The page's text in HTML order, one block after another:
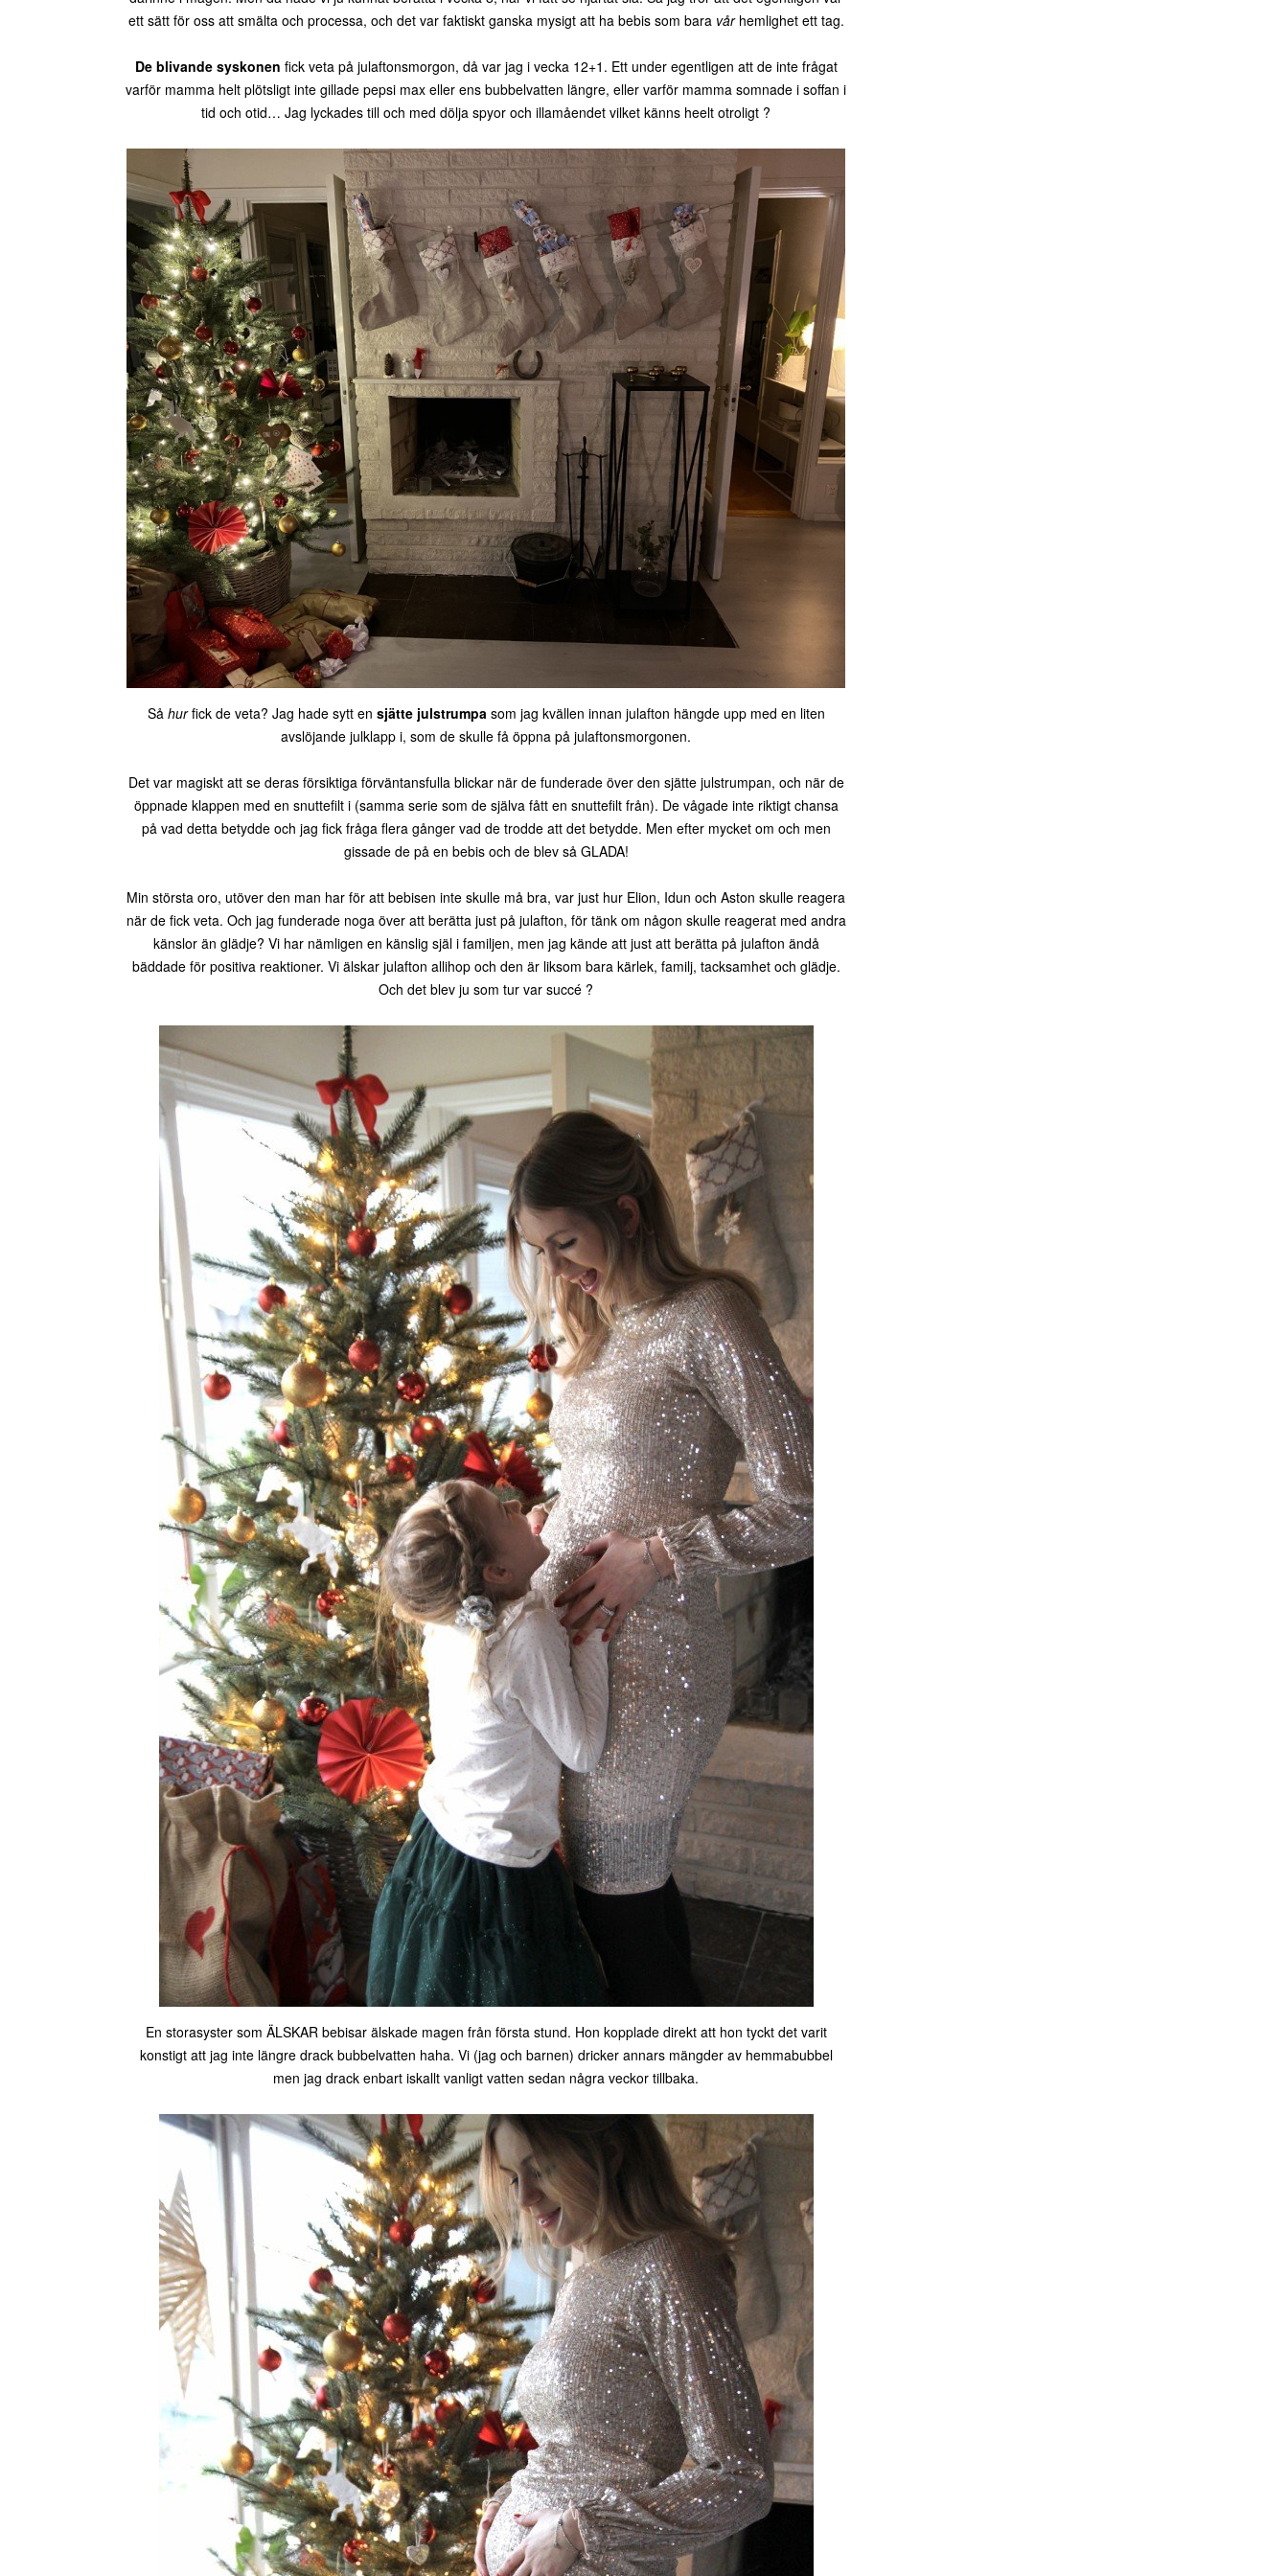
ett sätt för oss att smälta och processa, och det var faktiskt ganska mysigt att ha bebis som bara vårhemlighet ett tag.
De blivande syskonen fick veta på julaftonsmorgon, då var jag i vecka 12+1. Ett under egentligen att de inte frågat
varför mamma helt plötsligt inte gillade pepsi max eller ens bubbelvatten längre, eller varför mamma somnade i soffan i
tid och otid… Jag lyckades till och med dölja spyor och illamåendet vilket känns heelt otroligt ?
Så hurfick de veta? Jag hade sytt en sjätte julstrumpa som jag kvällen innan julafton hängde upp med en liten
avslöjande julklapp i, som de skulle få öppna på julaftonsmorgonen.
Det var magiskt att se deras försiktiga förväntansfulla blickar när de funderade över den sjätte julstrumpan, och när de
öppnade klappen med en snuttefilt i (samma serie som de själva fått en snuttefilt från). De vågade inte riktigt chansa
på vad detta betydde och jag fick fråga flera gånger vad de trodde att det betydde. Men efter mycket om och men
gissade de på en bebis och de blev så GLADA!
Min största oro, utöver den man har för att bebisen inte skulle må bra, var just hur Elion, Idun och Aston skulle reagera
när de fick veta. Och jag funderade noga över att berätta just på julafton, för tänk om någon skulle reagerat med andra
känslor än glädje? Vi har nämligen en känslig själ i familjen, men jag kände att just att berätta på julafton ändå
bäddade för positiva reaktioner. Vi älskar julafton allihop och den är liksom bara kärlek, familj, tacksamhet och glädje.
Och det blev ju som tur var succé ?
En storasyster som ÄLSKAR bebisar älskade magen från första stund. Hon kopplade direkt att hon tyckt det varit
konstigt att jag inte längre drack bubbelvatten haha. Vi (jag och barnen) dricker annars mängder av hemmabubbel
men jag drack enbart iskallt vanligt vatten sedan några veckor tillbaka.